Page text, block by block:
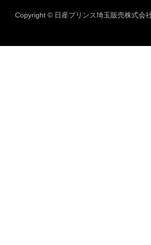
Copyright © 日産プリンス埼玉販売株式会